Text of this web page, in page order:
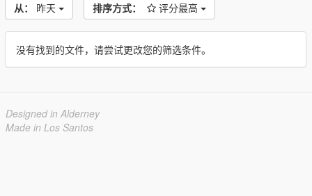
从： 昨天 排序方式： 评分最高
没有找到的文件，请尝试更改您的筛选条件。
Designed in Alderney
Made in Los Santos